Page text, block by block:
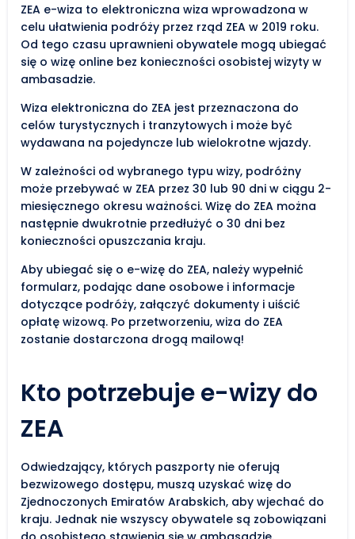
ZEA e-wiza to elektroniczna wiza wprowadzona w
celu ułatwienia podróży przez rząd ZEA w 2019 roku.
Od tego czasu uprawnieni obywatele mogą ubiegać
się o wizę online bez konieczności osobistej wizyty w
ambasadzie.
Wiza elektroniczna do ZEA jest przeznaczona do
celów turystycznych i tranzytowych i może być
wydawana na pojedyncze lub wielokrotne wjazdy.
W zależności od wybranego typu wizy, podróżny
może przebywać w ZEA przez 30 lub 90 dni w ciągu 2-
miesięcznego okresu ważności. Wizę do ZEA można
następnie dwukrotnie przedłużyć o 30 dni bez
konieczności opuszczania kraju.
Aby ubiegać się o e-wizę do ZEA, należy wypełnić
formularz, podając dane osobowe i informacje
dotyczące podróży, załączyć dokumenty i uiścić
opłatę wizową. Po przetworzeniu, wiza do ZEA
zostanie dostarczona drogą mailową!
Kto potrzebuje e-wizy do
ZEA
Odwiedzający, których paszporty nie oferują
bezwizowego dostępu, muszą uzyskać wizę do
Zjednoczonych Emiratów Arabskich, aby wjechać do
kraju. Jednak nie wszyscy obywatele są zobowiązani